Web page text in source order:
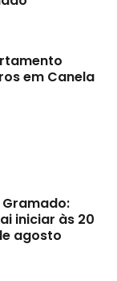
em Canela
Gramado:
iniciar às 20
agosto